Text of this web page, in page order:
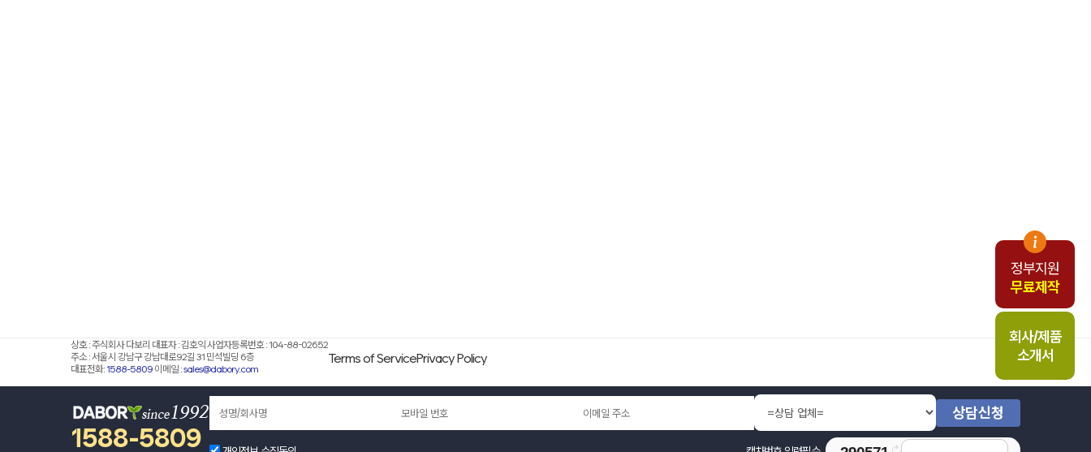
정부지원
무료제작
회사/제품
소개서
상호 : 주식회사 다보리 대표자 : 김호익 사업자등록번호 : 104-88-02652
주소 : 서울시 강남구 강남대로92길 31 민석빌딩 6층
대표전화:1588-5809 이메일 :sales@dabory.com
Terms of ServicePrivacy Policy
1588-5809
상담신청